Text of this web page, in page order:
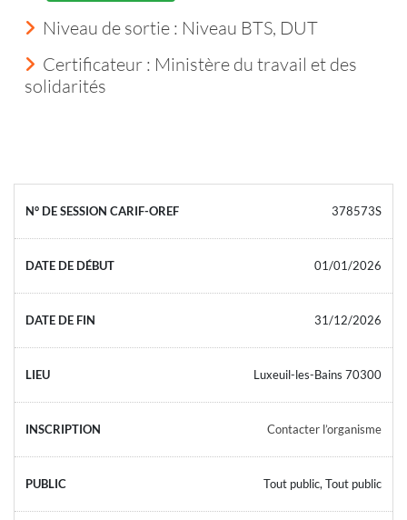
Niveau de sortie : Niveau BTS, DUT
Certificateur : Ministère du travail et des
solidarités
378573S
01/01/2026
31/12/2026
Luxeuil-les-Bains 70300
Contacter l’organisme
Tout public, Tout public